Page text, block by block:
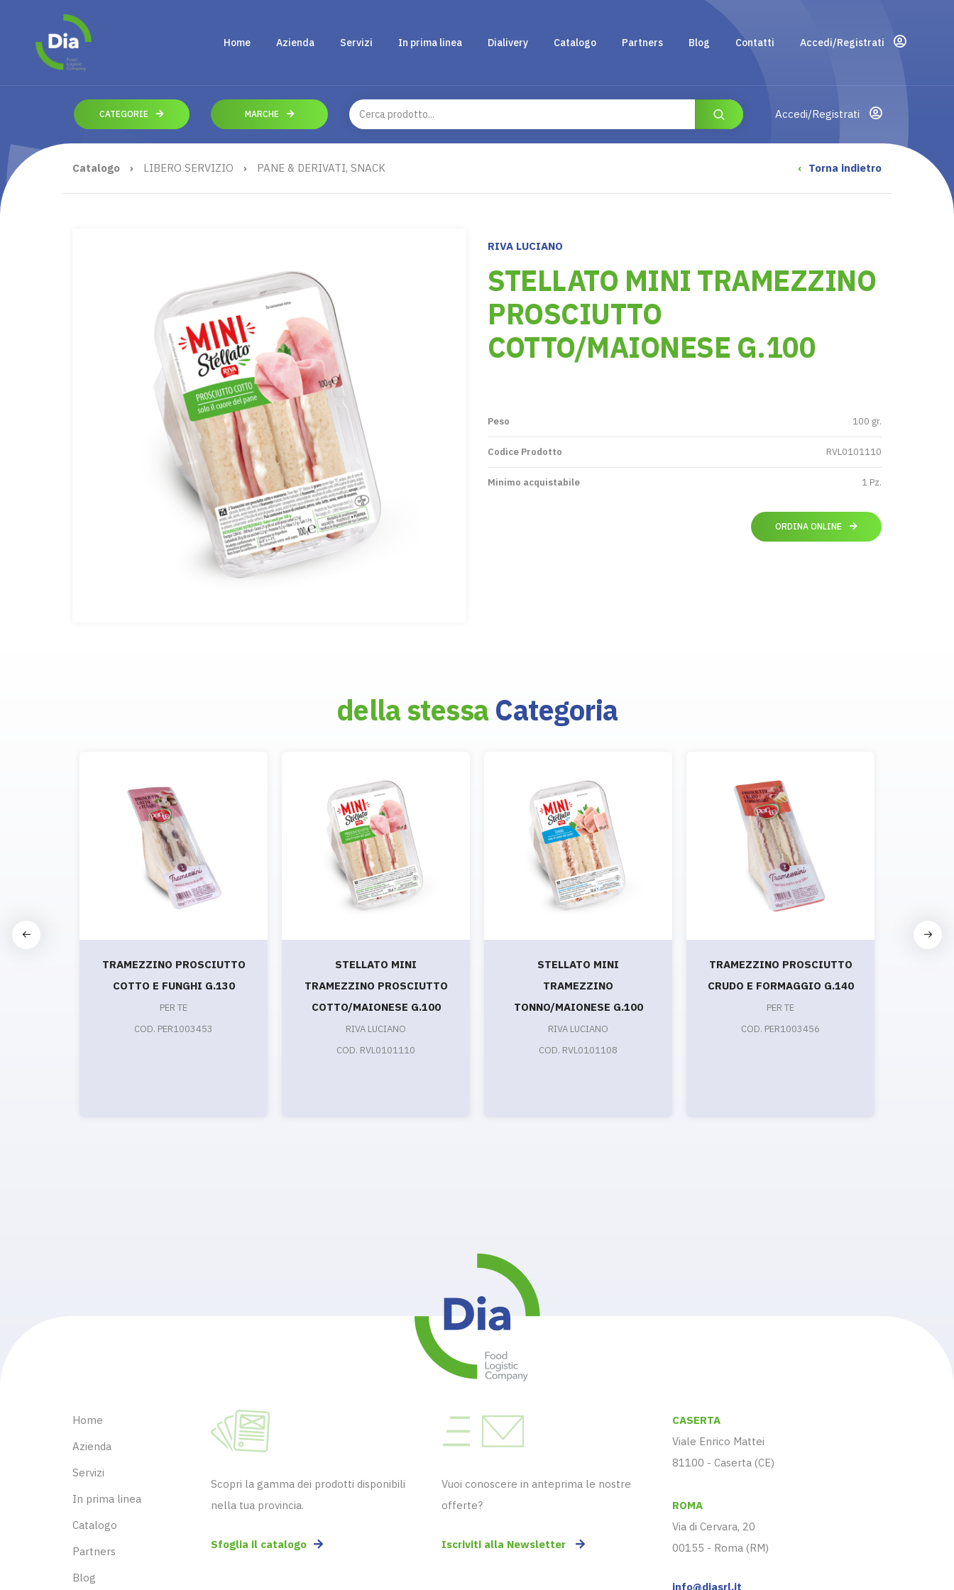
Home Azienda Servizi In prima linea Dialivery Catalogo Partners Blog Contatti Accedi/Registrati
CATEGORIE MARCHE Accedi/Registrati
Catalogo › LIBERO SERVIZIO › PANE & DERIVATI, SNACK ‹ Torna indietro
RIVA LUCIANO
STELLATO MINI TRAMEZZINO
PROSCIUTTO
COTTO/MAIONESE G.100
Peso 100 gr.
Codice Prodotto RVL0101110
Minimo acquistabile 1 Pz.
ORDINA ONLINE
della stessa Categoria
TRAMEZZINO PROSCIUTTO
COTTO E FUNGHI G.130
PER TE
COD. PER1003453
STELLATO MINI
TRAMEZZINO PROSCIUTTO
COTTO/MAIONESE G.100
RIVA LUCIANO
COD. RVL0101110
STELLATO MINI
TRAMEZZINO
TONNO/MAIONESE G.100
RIVA LUCIANO
COD. RVL0101108
TRAMEZZINO PROSCIUTTO
CRUDO E FORMAGGIO G.140
PER TE
COD. PER1003456
Home
Azienda
Servizi
In prima linea
Catalogo
Partners
Blog
Scopri la gamma dei prodotti disponibili
nella tua provincia.
Sfoglia il catalogo
Vuoi conoscere in anteprima le nostre
offerte?
Iscriviti alla Newsletter
CASERTA
Viale Enrico Mattei
81100 - Caserta (CE)
ROMA
Via di Cervara, 20
00155 - Roma (RM)
info@diasrl.it